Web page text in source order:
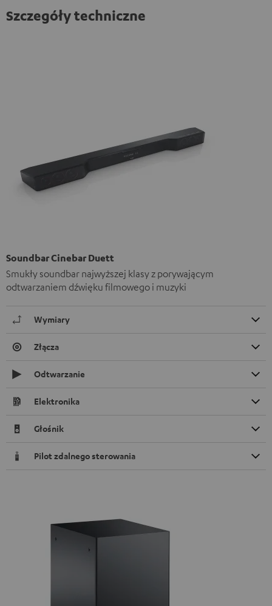
Szczegóły techniczne
Soundbar Cinebar Duett
Smukły soundbar najwyższej klasy z porywającym
odtwarzaniem dźwięku filmowego i muzyki
Wymiary
Złącza
Odtwarzanie
Elektronika
Głośnik
Pilot zdalnego sterowania